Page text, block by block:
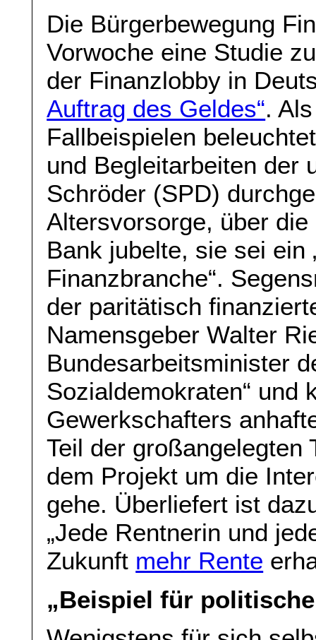
Die Bürgerbewegung
Vorwoche eine Studie
der Finanzlobby in
Auftrag des Geldes“.
Fallbeispielen
und Begleitarbeiten der
Schröder (SPD)
Altersvorsorge, über
Bank jubelte, sie sei ein
Finanzbranche“.
der paritätisch
Namensgeber Walter
Bundesarbeitsminister
Sozialdemokraten“ und
Gewerkschafters
Teil der großangelegten
dem Projekt um die
gehe. Überliefert ist
„Jede Rentnerin und
Zukunft mehr Rente
„Beispiel für